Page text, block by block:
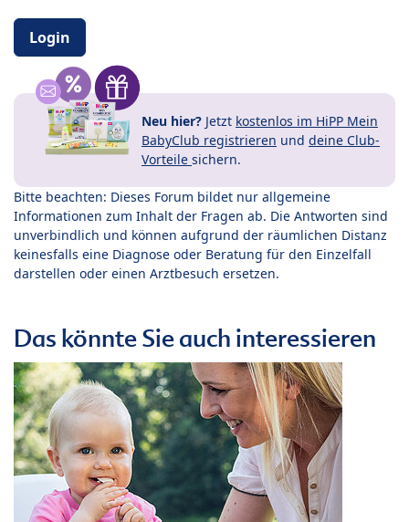
Login
Neu hier? Jetzt kostenlos im HiPP Mein
BabyClub registrieren und deine Club-
Vorteile sichern.
Bitte beachten: Dieses Forum bildet nur allgemeine
Informationen zum Inhalt der Fragen ab. Die Antworten sind
unverbindlich und können aufgrund der räumlichen Distanz
keinesfalls eine Diagnose oder Beratung für den Einzelfall
darstellen oder einen Arztbesuch ersetzen.
Das könnte Sie auch interessieren